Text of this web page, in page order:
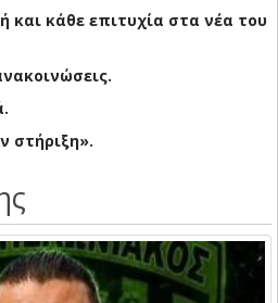
και κάθε επιτυχία στα νέα του
στήριξη».